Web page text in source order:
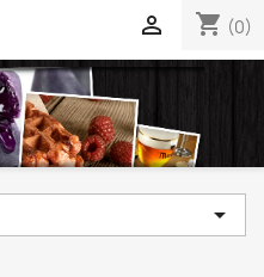
shopping_cart (0)

